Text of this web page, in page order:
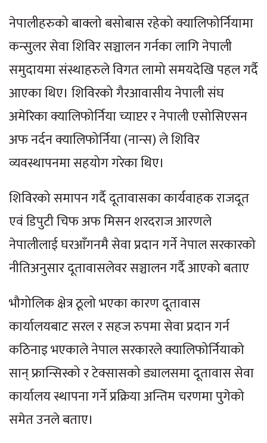
नेपालीहरुको बाक्लो बसोबास रहेको क्यालिफोर्नियामा
कन्सुलर सेवा शिविर सञ्चालन गर्नका लागि नेपाली
समुदायमा संस्थाहरुले विगत लामो समयदेखि पहल गर्दै
आएका थिए। शिविरको गैरआवासीय नेपाली संघ
अमेरिका क्यालिफोर्निया च्याप्टर र नेपाली एसोसिएसन
अफ नर्दन क्यालिफोर्निया (नान्स) ले शिविर
व्यवस्थापनमा सहयोग गरेका थिए।
शिविरको समापन गर्दै दूतावासका कार्यवाहक राजदूत
एवं डिपुटी चिफ अफ मिसन शरदराज आरणले
नेपालीलाई घरआँगनमै सेवा प्रदान गर्ने नेपाल सरकारको
नीतिअनुसार दूतावासलेवर सञ्चालन गर्दै आएको बताए
भौगोलिक क्षेत्र ठूलो भएका कारण दूतावास
कार्यालयबाट सरल र सहज रुपमा सेवा प्रदान गर्न
कठिनाइ भएकाले नेपाल सरकारले क्यालिफोर्नियाको
सान् फ्रान्सिस्को र टेक्सासको ड्यालसमा दूतावास सेवा
कार्यालय स्थापना गर्ने प्रक्रिया अन्तिम चरणमा पुगेको
समेत उनले बताए।